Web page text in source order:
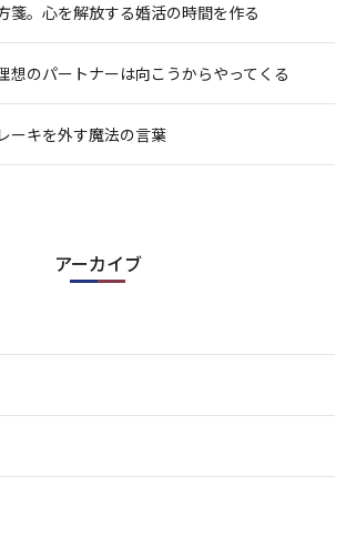
箋。心を解放する婚活の時間を作る
想のパートナーは向こうからやってくる
ーキを外す魔法の言葉
アーカイブ